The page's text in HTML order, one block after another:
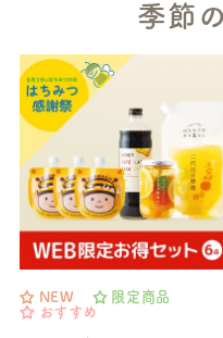
季節
NEW
限定商品
おすすめ